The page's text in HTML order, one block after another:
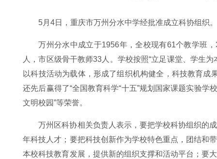
5月4日，重庆市万州分水中学经批准成立科协组织
万州分水中成立于1956年，全校现有61个教学班
人，市区级骨干教师33人。学校按照“立足课堂、学生
以科技活动为载体，形成了组织机构健全，科技教育
还先后赢得了“全国教育科学“十五”规划国家课题实验学
文明校园”等荣誉。
万州区科协相关负责人表示，要把学校科协组织的
年科技人才；要把科技创新作为学校特色重点，团结和
本校科技教育发展，提供新的组织支撑和活动平台；要